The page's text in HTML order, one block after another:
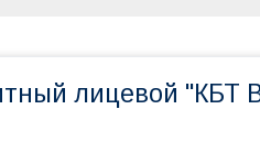
лицевой "КБТ